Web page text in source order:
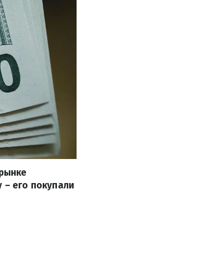
его покупали